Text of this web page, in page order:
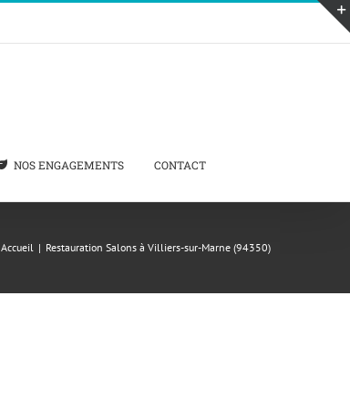
NOS ENGAGEMENTS CONTACT
Accueil | Restauration Salons à Villiers-sur-Marne (94350)